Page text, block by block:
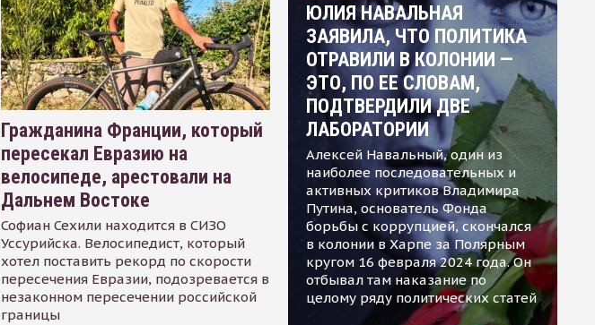
Гражданина Франции, который
пересекал Евразию на
велосипеде, арестовали на
Дальнем Востоке
Софиан Сехили находится в СИЗО
Уссурийска. Велосипедист, который
хотел поставить рекорд по скорости
пересечения Евразии, подозревается в
незаконном пересечении российской
границы
ЮЛИЯ НАВАЛЬНАЯ
ЗАЯВИЛА, ЧТО ПОЛИТИКА
ОТРАВИЛИ В КОЛОНИИ —
ЭТО, ПО ЕЕ СЛОВАМ,
ПОДТВЕРДИЛИ ДВЕ
ЛАБОРАТОРИИ
Алексей Навальный, один из
наиболее последовательных и
активных критиков Владимира
Путина, основатель Фонда
борьбы с коррупцией, скончался
в колонии в Харпе за Полярным
кругом 16 февраля 2024 года. Он
отбывал там наказание по
целому ряду политических статей